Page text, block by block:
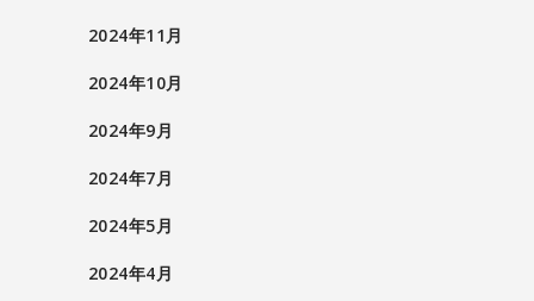
2024年11月
2024年10月
2024年9月
2024年7月
2024年5月
2024年4月